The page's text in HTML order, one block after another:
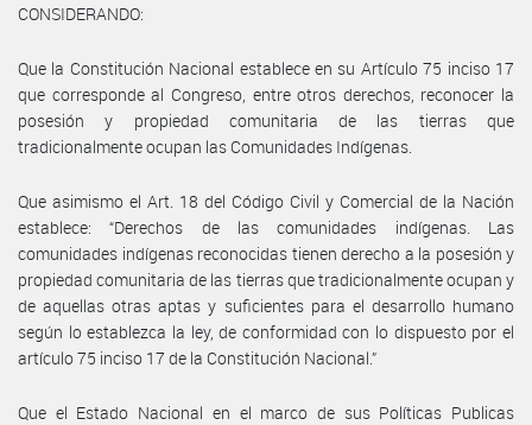
CONSIDERANDO:
Que la Constitución Nacional establece en su Artículo 75 inciso 17
que corresponde al Congreso, entre otros derechos, reconocer la
posesión y propiedad comunitaria de las tierras que
tradicionalmente ocupan las Comunidades Indígenas.
Que asimismo el Art. 18 del Código Civil y Comercial de la Nación
establece: “Derechos de las comunidades indígenas. Las
comunidades indígenas reconocidas tienen derecho a la posesión y
propiedad comunitaria de las tierras que tradicionalmente ocupan y
de aquellas otras aptas y suficientes para el desarrollo humano
según lo establezca la ley, de conformidad con lo dispuesto por el
artículo 75 inciso 17 de la Constitución Nacional.”
Que el Estado Nacional en el marco de sus Políticas Publicas